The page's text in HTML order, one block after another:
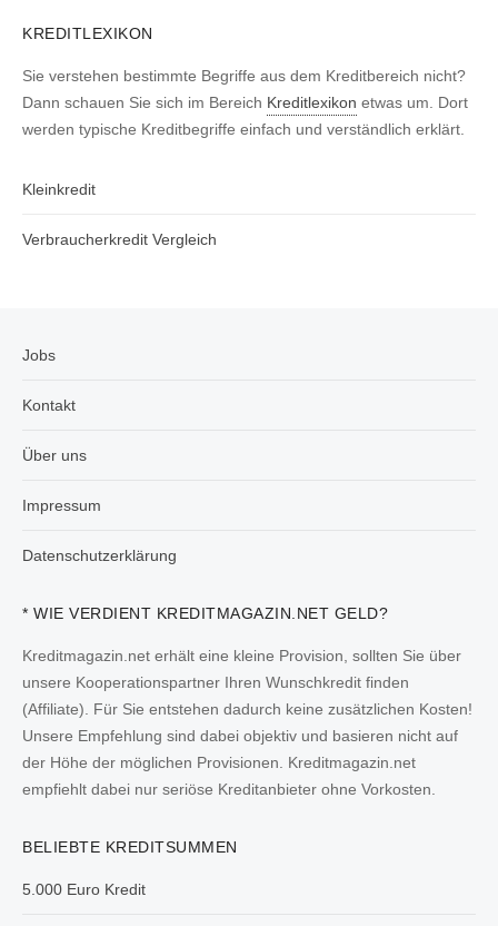
KREDITLEXIKON
Sie verstehen bestimmte Begriffe aus dem Kreditbereich nicht?
Dann schauen Sie sich im Bereich Kreditlexikon etwas um. Dort
werden typische Kreditbegriffe einfach und verständlich erklärt.
Kleinkredit
Verbraucherkredit Vergleich
Jobs
Kontakt
Über uns
Impressum
Datenschutzerklärung
* WIE VERDIENT KREDITMAGAZIN.NET GELD?
Kreditmagazin.net erhält eine kleine Provision, sollten Sie über
unsere Kooperationspartner Ihren Wunschkredit finden
(Affiliate). Für Sie entstehen dadurch keine zusätzlichen Kosten!
Unsere Empfehlung sind dabei objektiv und basieren nicht auf
der Höhe der möglichen Provisionen. Kreditmagazin.net
empfiehlt dabei nur seriöse Kreditanbieter ohne Vorkosten.
BELIEBTE KREDITSUMMEN
5.000 Euro Kredit